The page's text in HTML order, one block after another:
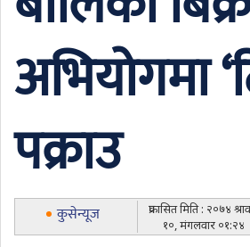
अभियोगमा
पक्राउ
कुसेन्यूज
प्रकासित मिति : २०७४
१०, मंगलवार ०१:२४